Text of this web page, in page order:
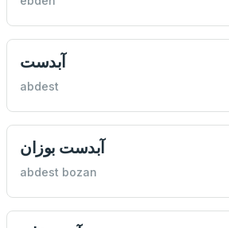
آبدست
abdest
آبدست بوزان
abdest bozan